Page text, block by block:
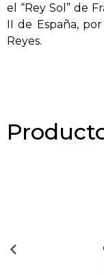
el “Rey Sol” de
II de España,
Reyes.